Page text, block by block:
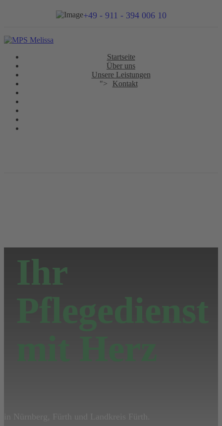
+49 - 911 - 394 006 10
Startseite
Über uns
Unsere Leistungen
">
Kontakt
Ihr
Pflegedienst